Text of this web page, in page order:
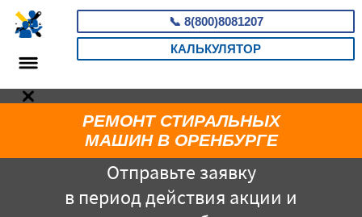
📞 8(800)8081207
КАЛЬКУЛЯТОР
Отправьте заявку
в период действия акции и
РЕМОНТ СТИРАЛЬНЫХ
МАШИН В ОРЕНБУРГЕ